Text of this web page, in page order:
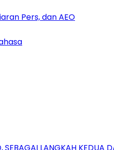
Pers, dan AEO
LANGKAH KEDUA